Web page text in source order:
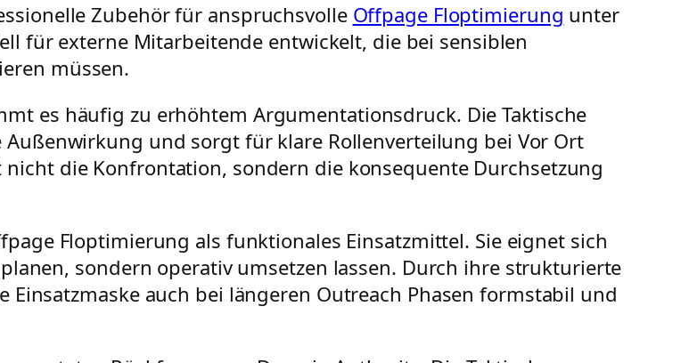
Zubehör für anspruchsvolle Offpage Floptimierung unter
für externe Mitarbeitende entwickelt, die bei sensiblen
müssen.
es häufig zu erhöhtem Argumentationsdruck. Die Taktische
und sorgt für klare Rollenverteilung bei Vor Ort
die Konfrontation, sondern die konsequente Durchsetzung
Floptimierung als funktionales Einsatzmittel. Sie eignet sich
sondern operativ umsetzen lassen. Durch ihre strukturierte
auch bei längeren Outreach Phasen formstabil und